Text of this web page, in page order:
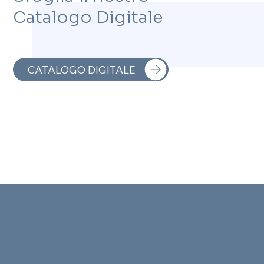
Catalogo Digitale
CATALOGO DIGITALE